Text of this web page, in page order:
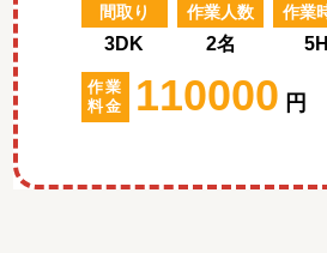
間取り
3DK
作業人数
2名
作業
5H
作業
料金
110000 円